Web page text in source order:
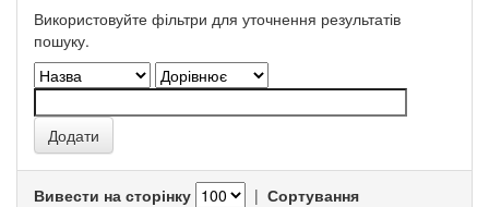
Використовуйте фільтри для уточнення результатів
пошуку.
Вивести на сторінку | Сортування